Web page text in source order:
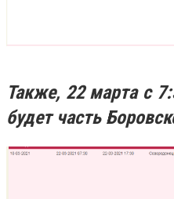
Также, 22 марта с
будет часть